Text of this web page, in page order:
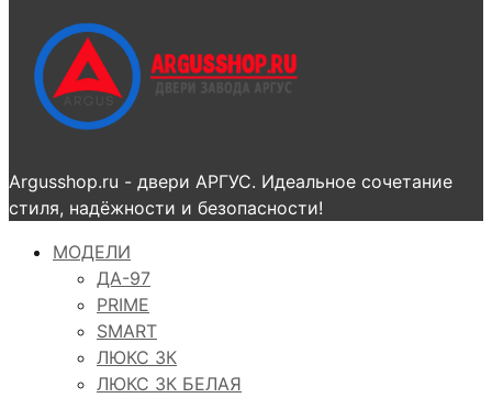
Argusshop.ru - двери АРГУС. Идеальное сочетание
стиля, надёжности и безопасности!
МОДЕЛИ
ДА-97
PRIME
SMART
ЛЮКС 3К
ЛЮКС 3К БЕЛАЯ